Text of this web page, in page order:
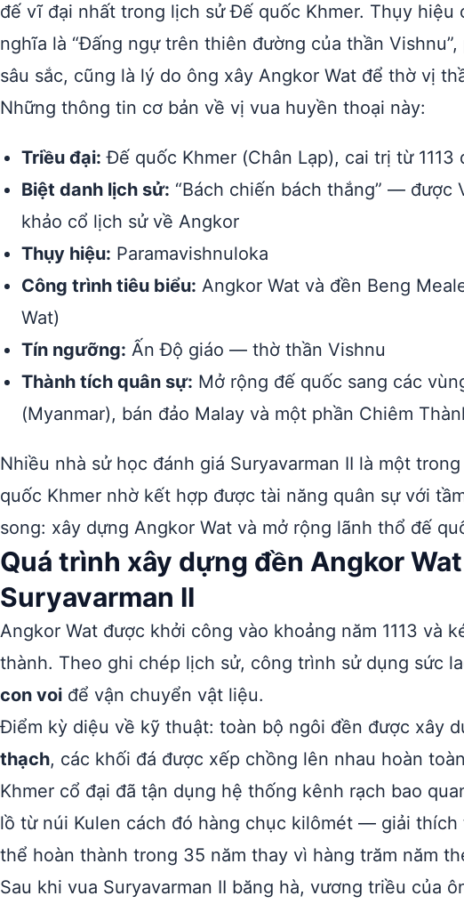
đế vĩ đại nhất trong lịch sử Đế quốc Khmer. Thụy hiệu
nghĩa là “Đấng ngự trên thiên đường của thần
sâu sắc, cũng là lý do ông xây Angkor Wat để thờ vị
Những thông tin cơ bản về vị vua huyền thoại này:
Triều đại: Đế quốc Khmer (Chân Lạp), cai trị từ 1113
Biệt danh lịch sử: “Bách chiến bách thắng” — được
khảo cổ lịch sử về Angkor
Thụy hiệu: Paramavishnuloka
Công trình tiêu biểu: Angkor Wat và đền Beng
Wat)
Tín ngưỡng: Ấn Độ giáo — thờ thần Vishnu
Thành tích quân sự: Mở rộng đế quốc sang các
(Myanmar), bán đảo Malay và một phần Chiêm
Nhiều nhà sử học đánh giá Suryavarman II là một
quốc Khmer nhờ kết hợp được tài năng quân sự với
song: xây dựng Angkor Wat và mở rộng lãnh thổ đế
Quá trình xây dựng đền Angkor
Suryavarman II
Angkor Wat được khởi công vào khoảng năm 1113 và
thành. Theo ghi chép lịch sử, công trình sử dụng sức
con voi để vận chuyển vật liệu.
Điểm kỳ diệu về kỹ thuật: toàn bộ ngôi đền được xây
thạch, các khối đá được xếp chồng lên nhau hoàn toàn
Khmer cổ đại đã tận dụng hệ thống kênh rạch bao
lồ từ núi Kulen cách đó hàng chục kilômét — giải
thể hoàn thành trong 35 năm thay vì hàng trăm năm
Sau khi vua Suryavarman II băng hà, vương triều của